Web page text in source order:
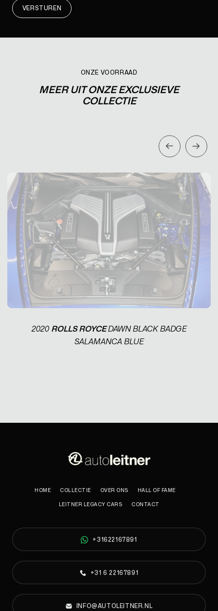
VERSTUREN
ONZE VOORRAAD
MEER UIT ONZE EXCLUSIEVE
COLLECTIE
2020 ROLLS ROYCEDAWN BLACK BADGE
SALAMANCA BLUE
HOME COLLECTIE OVER ONS HALL OF FAME
LEITNER LEGACY CARS CONTACT
+31622167891
+31 6 22167891
INFO@AUTOLEITNER.NL